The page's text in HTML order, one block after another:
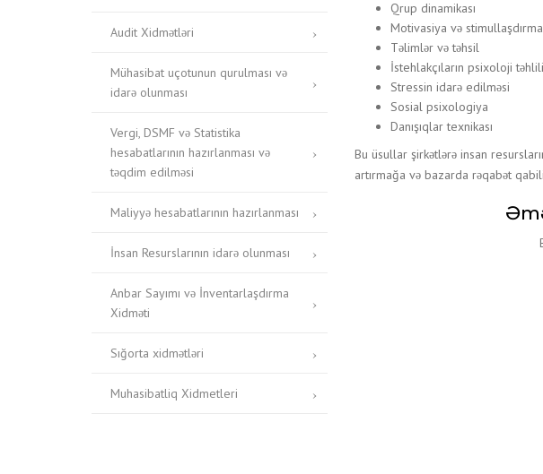
Audit Xidmətləri
Mühasibat uçotunun qurulması və
idarə olunması
Vergi, DSMF və Statistika
hesabatlarının hazırlanması və
təqdim edilməsi
Maliyyə hesabatlarının hazırlanması
İnsan Resurslarının idarə olunması
Anbar Sayımı və İnventarlaşdırma
Xidməti
Sığorta xidmətləri
Muhasibatliq Xidmetleri
Qrup dinamikası
Motivasiya və stimullaşdırma
Təlimlər və təhsil
İstehlakçıların psixoloji təhlili
Stressin idarə edilməsi
Sosial psixologiya
Danışıqlar texnikası
Bu üsullar şirkətlərə insan
artırmağa və bazarda rəqabət